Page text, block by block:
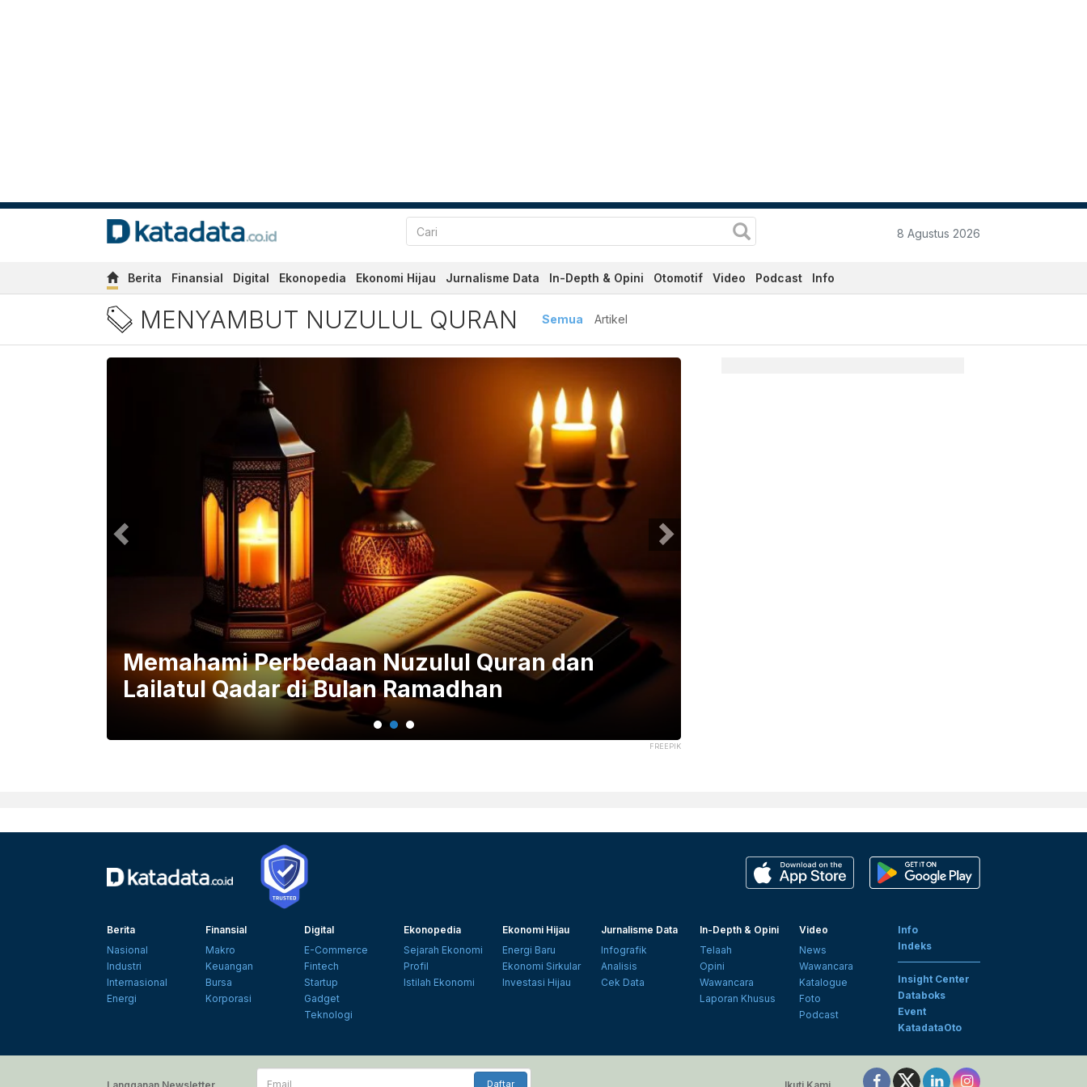
8 Agustus 2026
Berita Finansial Digital Ekonopedia Ekonomi Hijau Jurnalisme Data In-Depth & Opini Otomotif Video Podcast Info
Berita Menyambut Nuzulul Quran Terbaru dan Terkini Hari Ini -
MENYAMBUT NUZULUL QURAN Semua Artikel
FREEPIK
Memahami Perbedaan Nuzulul Quran dan
Lailatul Qadar di Bulan Ramadhan
Berita
Nasional
Industri
Internasional
Energi
Finansial
Makro
Keuangan
Bursa
Korporasi
Digital
E-Commerce
Fintech
Startup
Gadget
Teknologi
Ekonopedia
Sejarah Ekonomi
Profil
Istilah Ekonomi
Ekonomi Hijau
Energi Baru
Ekonomi Sirkular
Investasi Hijau
Jurnalisme Data
Infografik
Analisis
Cek Data
In-Depth & Opini
Telaah
Opini
Wawancara
Laporan Khusus
Video
News
Wawancara
Katalogue
Foto
Podcast
Info
Indeks
Insight Center
Databoks
Event
KatadataOto
Email
Daftar